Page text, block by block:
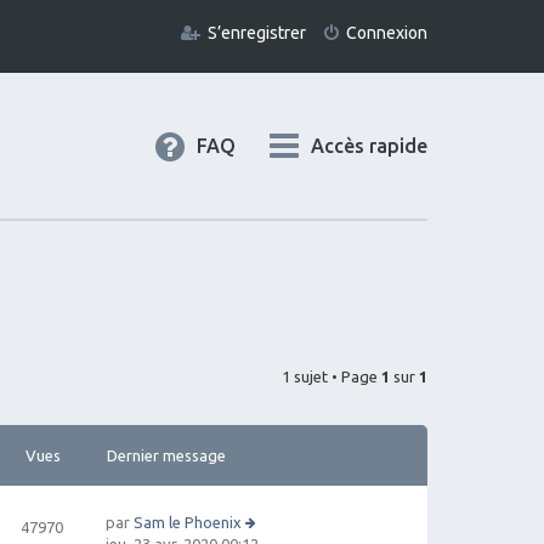
Connexion
S’enregistrer
Accès rapide
FAQ
1 sujet • Page 1 sur 1
Vues Dernier message
47970 par Sam le Phoenix